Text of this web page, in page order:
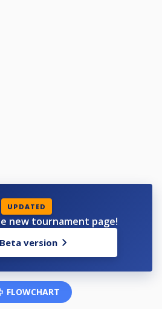
UPDATED
new tournament page!
version
FLOWCHART